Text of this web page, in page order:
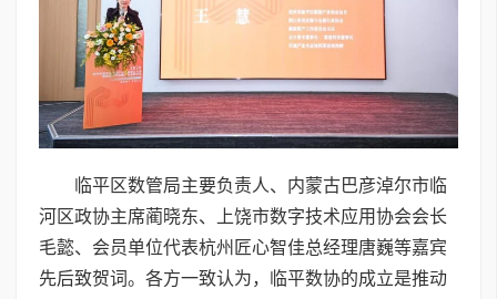
临平区数管局主要负责人、内蒙古巴彦淖尔市临
河区政协主席蔺晓东、上饶市数字技术应用协会会长
毛懿、会员单位代表杭州匠心智佳总经理唐巍等嘉宾
先后致贺词。各方一致认为，临平数协的成立是推动